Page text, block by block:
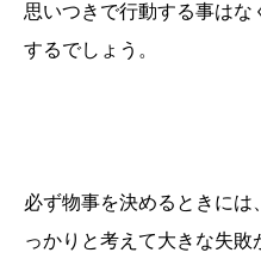
思いつきで行動する事はな
するでしょう。
必ず物事を決めるときには
っかりと考えて大きな失